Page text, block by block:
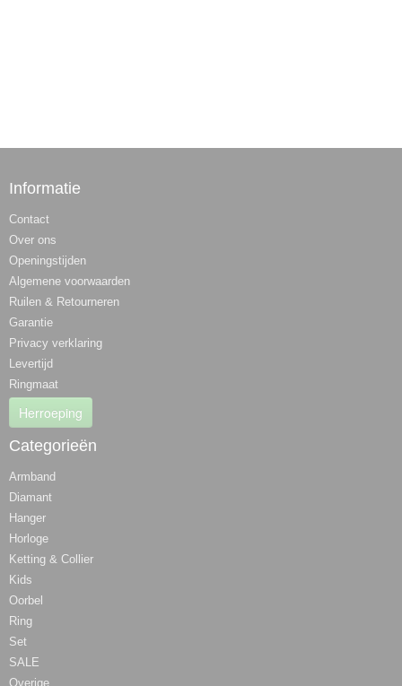
Informatie
Contact
Over ons
Openingstijden
Algemene voorwaarden
Ruilen & Retourneren
Garantie
Privacy verklaring
Levertijd
Ringmaat
Herroeping
Categorieën
Armband
Diamant
Hanger
Horloge
Ketting & Collier
Kids
Oorbel
Ring
Set
SALE
Overige